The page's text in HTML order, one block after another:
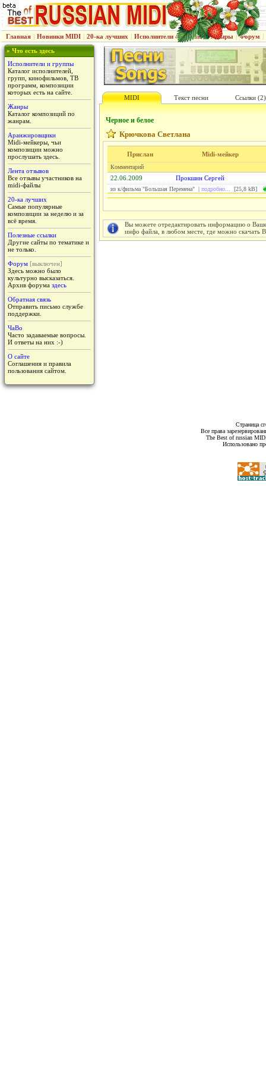
Главная | Новинки MIDI | 20-ка лучших | Исполнители & группы | Жанры | Форум |
» Что есть здесь
Исполнители и группы
Каталог исполнителей,
групп, кинофильмов, ТВ
программ, композиции
которых есть на сайте.
Жанры
Каталог композиций по
жанрам.
Аранжировщики
Midi-мейкеры, чьи
композиции можно
прослушать здесь.
Лента отзывов
Все отзывы участников на
midi-файлы
20-ка лучших
Самые популярные
композиции за неделю и за
всё время.
Полезные ссылки
Другие сайты по тематике и
не только.
Форум [выключен]
Здесь можно было
культурно высказаться.
Архив форума здесь
Обратная связь
Отправить письмо службе
поддержки.
ЧаВо
Часто задаваемые вопросы.
И ответы на них :-)
О сайте
Соглашения и правила
пользования сайтом.
MIDI Текст песни Ссылки (2)
Черное и белое
Крючкова Светлана
Прислан Midi-мейкер
Комментарий
22.06.2009 Прокшин Сергей
из к/фильма "Большая Перемена" | подробно... [25,8 kB]
Вы можете отредактировать информацию о
инфо файла, в любом месте, где можно скачать
Страница
Все права
The Best of russian
Использовано